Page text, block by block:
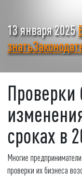
13 января 2025
знать
Проверки
сроках в
Многие
проверки их бизнеса